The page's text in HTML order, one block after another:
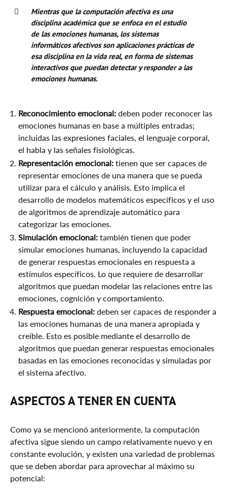
Mientras que la computación afectiva es una
disciplina académica que se enfoca en el estudio
de las emociones humanas, los sistemas
informáticos afectivos son aplicaciones prácticas de
esa disciplina en la vida real, en forma de sistemas
interactivos que puedan detectar y responder a las
emociones humanas.
Reconocimiento emocional: deben poder reconocer las
emociones humanas en base a múltiples entradas;
incluidas las expresiones faciales, el lenguaje corporal,
el habla y las señales fisiológicas.
Representación emocional: tienen que ser capaces de
representar emociones de una manera que se pueda
utilizar para el cálculo y análisis. Esto implica el
desarrollo de modelos matemáticos específicos y el uso
de algoritmos de aprendizaje automático para
categorizar las emociones.
Simulación emocional: también tienen que poder
simular emociones humanas, incluyendo la capacidad
de generar respuestas emocionales en respuesta a
estímulos específicos. Lo que requiere de desarrollar
algoritmos que puedan modelar las relaciones entre las
emociones, cognición y comportamiento.
Respuesta emocional: deben ser capaces de responder a
las emociones humanas de una manera apropiada y
creíble. Esto es posible mediante el desarrollo de
algoritmos que puedan generar respuestas emocionales
basadas en las emociones reconocidas y simuladas por
el sistema afectivo.
ASPECTOS A TENER EN CUENTA
Como ya se mencionó anteriormente, la computación
afectiva sigue siendo un campo relativamente nuevo y en
constante evolución, y existen una variedad de problemas
que se deben abordar para aprovechar al máximo su
potencial: